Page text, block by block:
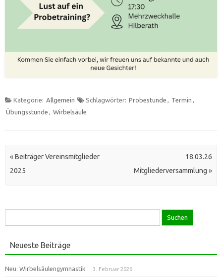
Kategorie: Allgemein Schlagwörter: Probestunde , Termin ,
Übungsstunde , Wirbelsäule
Artikel Navigation
«Beiträger Vereinsmitglieder
2025
18.03.26
Mitgliederversammlung»
nach:
Neueste Beiträge
Neu: Wirbelsäulengymnastik 3. Februar 2026